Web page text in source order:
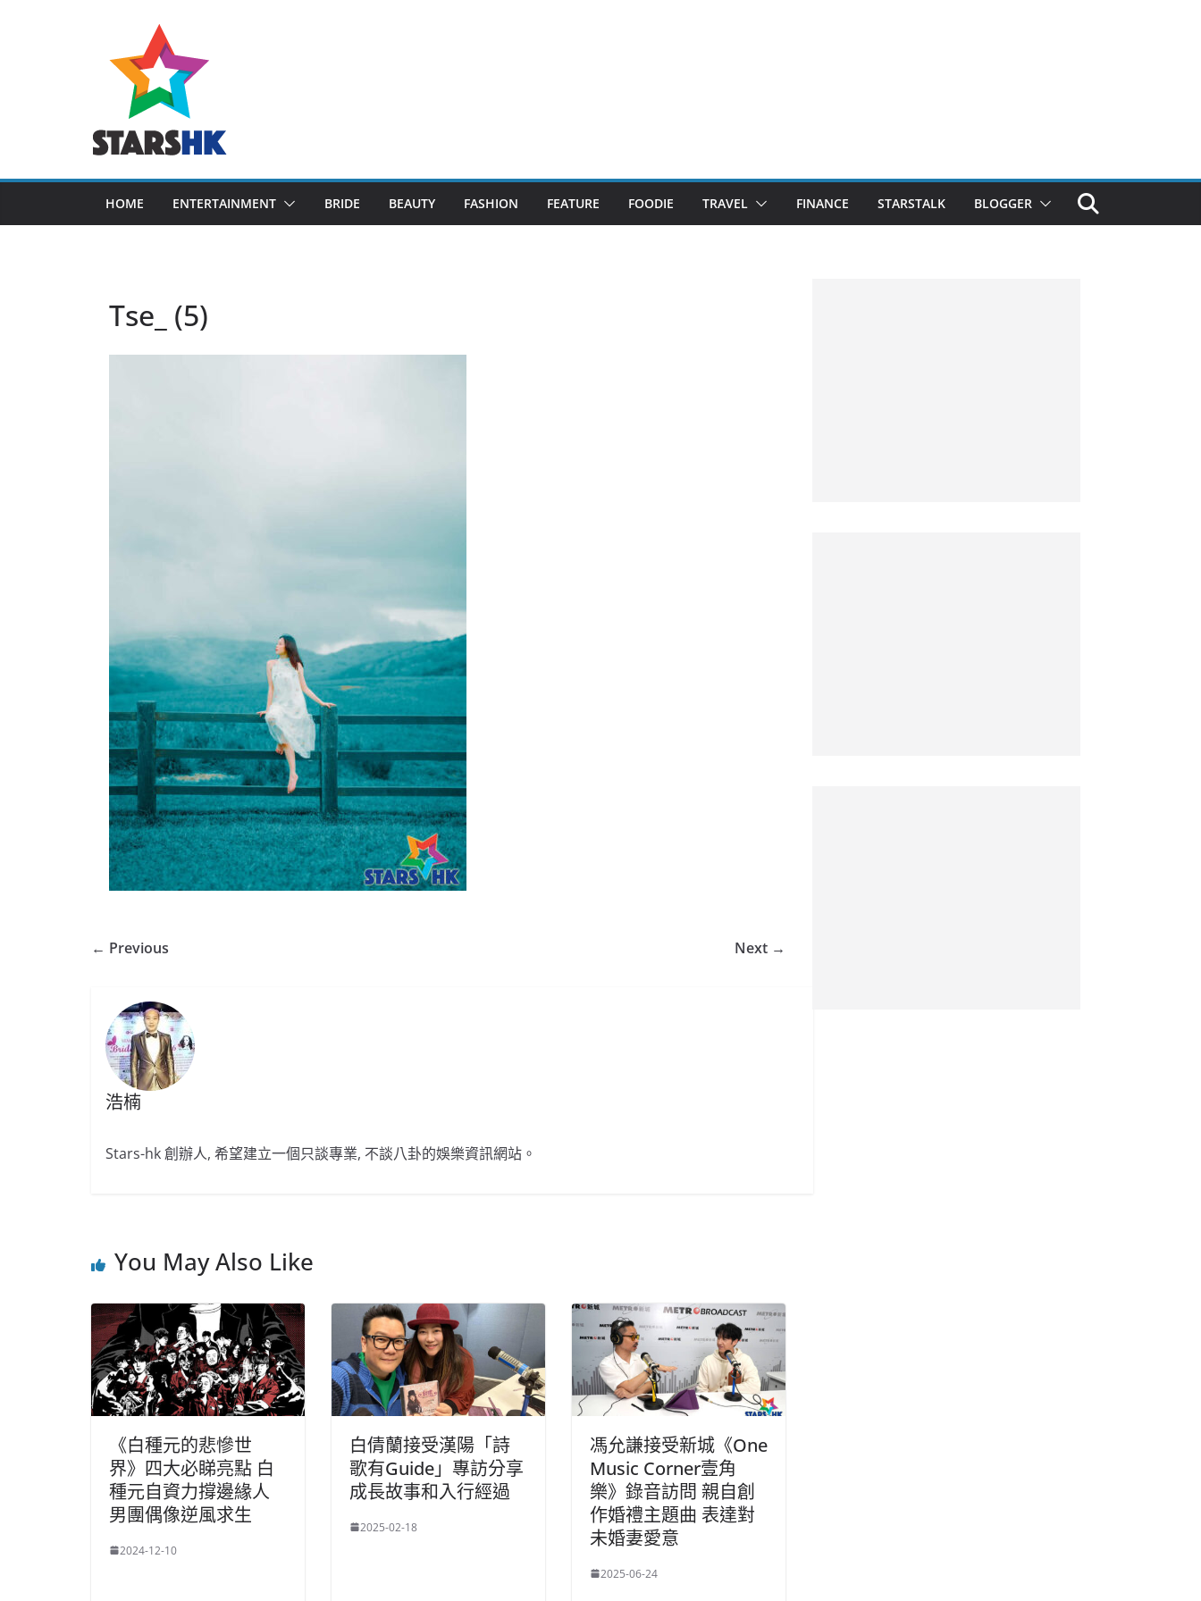
HOME ENTERTAINMENT BRIDE BEAUTY FASHION FEATURE FOODIE TRAVEL FINANCE STARSTALK BLOGGER
Tse_ (5)
← Previous Next →
浩楠
Stars-hk 創辦人, 希望建立一個只談專業, 不談八卦的娛樂資訊網站。
You May Also Like
《白種元的悲慘世
界》四大必睇亮點 白
種元自資力撐邊緣人
男團偶像逆風求生
2024-12-10
白倩蘭接受漢陽「詩
歌有Guide」專訪分享
成長故事和入行經過
2025-02-18
馮允謙接受新城《One
Music Corner壹角
樂》錄音訪問 親自創
作婚禮主題曲 表達對
未婚妻愛意
2025-06-24